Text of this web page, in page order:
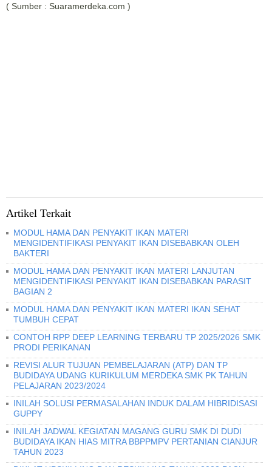
( Sumber : Suaramerdeka.com )
Artikel Terkait
MODUL HAMA DAN PENYAKIT IKAN MATERI
MENGIDENTIFIKASI PENYAKIT IKAN DISEBABKAN OLEH
BAKTERI
MODUL HAMA DAN PENYAKIT IKAN MATERI LANJUTAN
MENGIDENTIFIKASI PENYAKIT IKAN DISEBABKAN PARASIT
BAGIAN 2
MODUL HAMA DAN PENYAKIT IKAN MATERI IKAN SEHAT
TUMBUH CEPAT
CONTOH RPP DEEP LEARNING TERBARU TP 2025/2026 SMK
PRODI PERIKANAN
REVISI ALUR TUJUAN PEMBELAJARAN (ATP) DAN TP
BUDIDAYA UDANG KURIKULUM MERDEKA SMK PK TAHUN
PELAJARAN 2023/2024
INILAH SOLUSI PERMASALAHAN INDUK DALAM HIBRIDISASI
GUPPY
INILAH JADWAL KEGIATAN MAGANG GURU SMK DI DUDI
BUDIDAYA IKAN HIAS MITRA BBPPMPV PERTANIAN CIANJUR
TAHUN 2023